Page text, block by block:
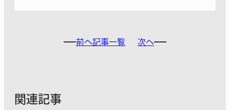
前へ記事一覧 次へ
関連記事